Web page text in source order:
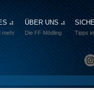
mehr
ÜBER UNS
Die FF Mödling Tipps